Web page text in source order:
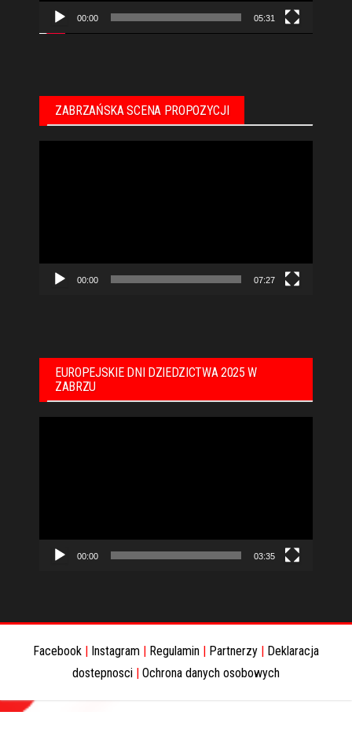
00:00 05:31
ZABRZAŃSKA SCENA PROPOZYCJI
00:00 07:27
EUROPEJSKIE DNI DZIEDZICTWA 2025 W
ZABRZU
00:00 03:35
Facebook | Instagram | Regulamin | Partnerzy | Deklaracja
dostepnosci | Ochrona danych osobowych